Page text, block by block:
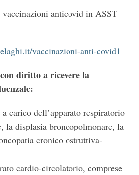
anticovid in ASST
vaccinazioni-anti-covid1
diritto a ricevere la
carico dell’apparato respiratorio
la displasia broncopolmonare, la
cronico ostruttiva-
cardio-circolatorio, comprese